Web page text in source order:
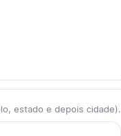
estado e depois cidade).